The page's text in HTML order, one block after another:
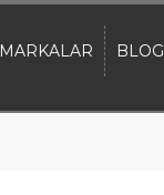
MARKALAR BLOG